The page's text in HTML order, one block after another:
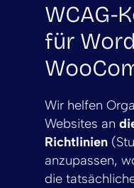
WCAG-
für
Wir helfen
Websites an
Richtlinien
anzupassen,
die